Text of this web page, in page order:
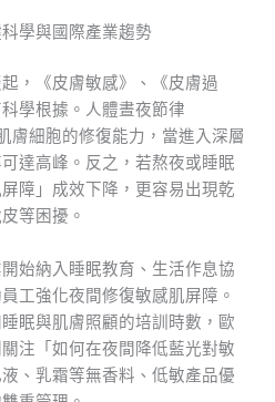
學與國際產業趨勢
，《皮膚敏感》、《皮膚過
學根據。人體晝夜節律
膚細胞的修復能力，當進入深層
達高峰。反之，若熬夜或睡眠
障」成效下降，更容易出現乾
等困擾。
始納入睡眠教育、生活作息協
工強化夜間修復敏感肌屏障。
眠與肌膚照顧的培訓時數，歐
注「如何在夜間降低藍光對敏
、乳霜等無香料、低敏產品優